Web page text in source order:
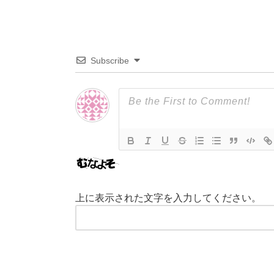
Subscribe
上に表示された文字を入力してください。